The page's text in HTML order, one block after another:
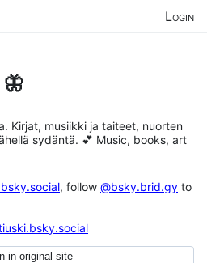
Login
Kirjat, musiikki ja taiteet, nuorten
sydäntä. 💕 Music, books, art
, follow @bsky.brid.gy to
in original site